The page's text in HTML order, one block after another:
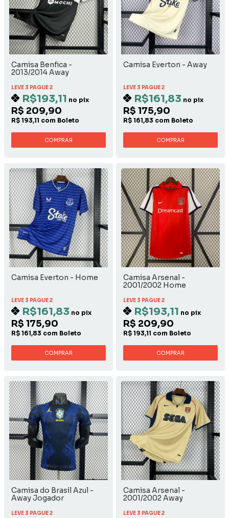
Camisa Benfica -
2013/2014 Away
LEVE 3 PAGUE 2
R$193,11 no pix
R$ 209,90
R$ 193,11 com Boleto
COMPRAR
Camisa Everton - Away
LEVE 3 PAGUE 2
R$161,83 no pix
R$ 175,90
R$ 161,83 com Boleto
COMPRAR
Camisa Everton - Home
LEVE 3 PAGUE 2
R$161,83 no pix
R$ 175,90
R$ 161,83 com Boleto
COMPRAR
Camisa Arsenal -
2001/2002 Home
LEVE 3 PAGUE 2
R$193,11 no pix
R$ 209,90
R$ 193,11 com Boleto
COMPRAR
Camisa do Brasil Azul -
Away Jogador
LEVE 3 PAGUE 2
Camisa Arsenal -
2001/2002 Away
LEVE 3 PAGUE 2